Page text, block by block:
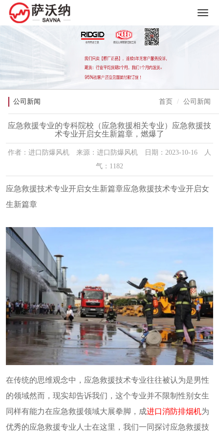
公司新闻 首页 公司新闻
应急救援专业的专科院校（应急救援相关专业）应急救援技
术专业开启女生新篇章，燃爆了
作者：进口防爆风机 来源：进口防爆风机 日期：2023-10-16 人
气：1182
应急救援技术专业开启女生新篇章应急救援技术专业开启女
生新篇章
在传统的思维观念中，应急救援技术专业往往被认为是男性
的领域然而，现实却告诉我们，这个专业并不限制性别女生
同样有能力在应急救援领域大展拳脚，成进口消防排烟机为
优秀的应急救援专业人士在这里，我们一同探讨应急救援技